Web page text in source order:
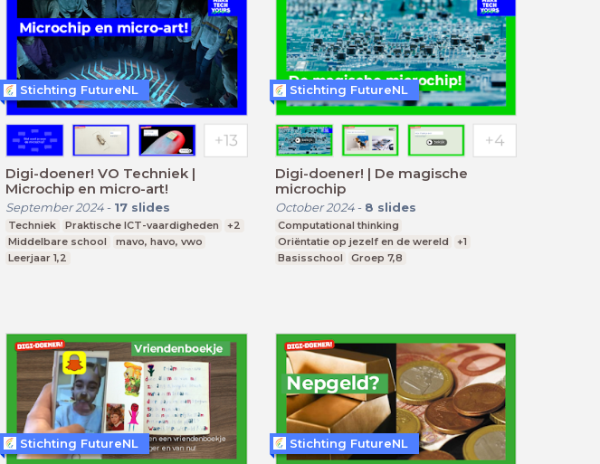
Digi-doener! VO Techniek |
Microchip en micro-art!
September 2024- 17 slides
Techniek Praktische ICT-vaardigheden
+2
Middelbare school
mavo, havo, vwo
Leerjaar 1,2
Stichting FutureNL
Digi-doener! | De magische
microchip
October 2024- 8 slides
Computational thinking
Oriëntatie op jezelf en de wereld
+1
Basisschool
Groep 7,8
Stichting FutureNL
Stichting FutureNL Stichting FutureNL